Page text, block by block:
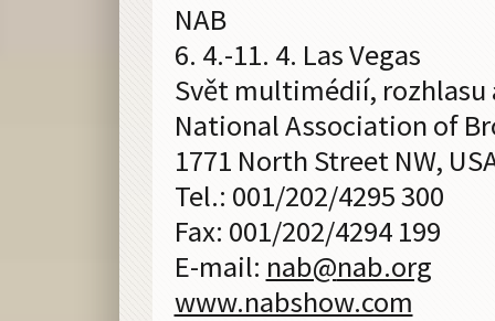
NAB
6. 4.-11. 4. Las Vegas
Svět multimédií, rozhlasu
National Association of
1771 North Street NW,
Tel.: 001/202/4295 300
Fax: 001/202/4294 199
E-mail: nab@nab.org
www.nabshow.com